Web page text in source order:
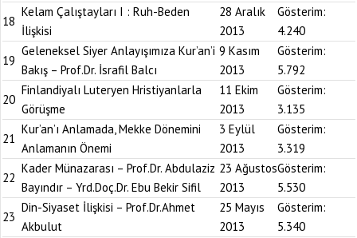
18
Kelam Çalıştayları I : Ruh-Beden
İlişkisi
28 Aralık
2013
Gösterim:
4.240
19
Geleneksel Siyer Anlayışımıza Kur’an’i
Bakış – Prof.Dr. İsrafil Balcı
9 Kasım
2013
Gösterim:
5.792
20
Finlandiyalı Luteryen Hristiyanlarla
Görüşme
11 Ekim
2013
Gösterim:
3.135
21
Kur’an’ı Anlamada, Mekke Dönemini
Anlamanın Önemi
3 Eylül
2013
Gösterim:
3.319
22
Kader Münazarası – Prof.Dr. Abdulaziz
Bayındır – Yrd.Doç.Dr. Ebu Bekir Sifil
23 Ağustos
2013
Gösterim:
5.530
23
Din-Siyaset İlişkisi – Prof.Dr.Ahmet
Akbulut
25 Mayıs
2013
Gösterim:
5.340